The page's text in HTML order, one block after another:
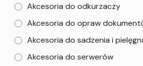
Akcesoria do odkurzaczy
Akcesoria do opraw
Akcesoria do sadzenia i
Akcesoria do serwerów